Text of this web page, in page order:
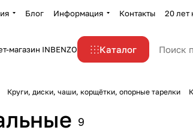
Блог Информация Контакты 20 лет
магазин INBENZO Каталог
Круги, диски, чаши, корщётки, опорные тарелки
9